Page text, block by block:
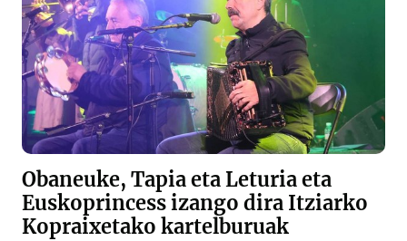
Obaneuke, Tapia eta Leturia eta
Euskoprincess izango dira Itziarko
Kopraixetako kartelburuak